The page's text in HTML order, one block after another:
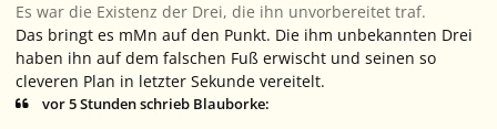
Es war die Existenz der Drei, die ihn unvorbereitet traf.
Das bringt es mMn auf den Punkt. Die ihm unbekannten Drei
haben ihn auf dem falschen Fuß erwischt und seinen so
cleveren Plan in letzter Sekunde vereitelt.
vor 5 Stunden schrieb Blauborke: